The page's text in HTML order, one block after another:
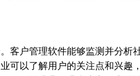
客户管理软件能够监测并分析
可以了解用户的关注点和兴趣